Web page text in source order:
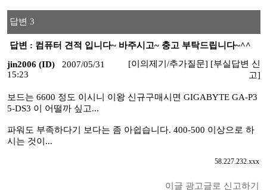
답변 3
답변 : 컴퓨터 견적 입니다~ 바주시고~ 충고 부탁드립니다~^^
jin2006 (ID)
2007/05/31
15:23
[이의제기/추가질문] [부실답변 신
고]
보드는 6600 정도 이시니 이왕 신규구매시면 GIGABYTE GA-P3
5-DS3 이 어떨까 싶고...
파워도 부족하다기 보다는 좀 아쉽습니다. 400-500 이상으로 하
시는 것이...
58.227.232.xxx
이글 광고글로 신고하기